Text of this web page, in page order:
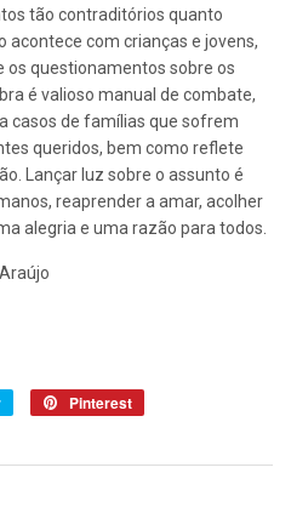
tão contraditórios quanto
acontece com crianças e jovens,
os questionamentos sobre os
é valioso manual de combate,
casos de famílias que sofrem
queridos, bem como reflete
Lançar luz sobre o assunto é
reaprender a amar, acolher
alegria e uma razão para todos.
Tuitar Pinterest